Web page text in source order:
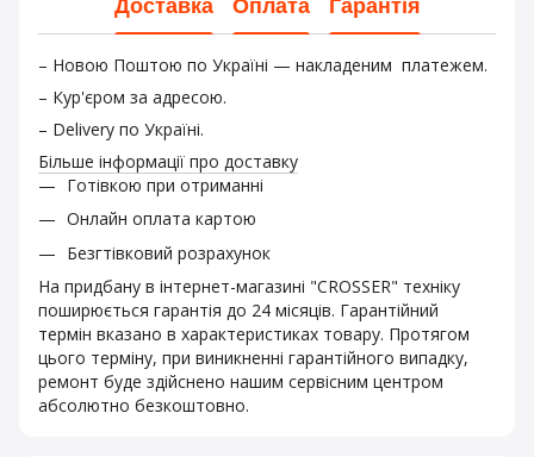
Доставка Оплата Гарантія
– Новою Поштою по Україні — накладеним платежем.
– Кур'єром за адресою.
– Delivery по Україні.
Більше інформації про доставку
Готівкою при отриманні
Онлайн оплата картою
Безгтівковий розрахунок
На придбану в інтернет-магазині "CROSSER" техніку
поширюється гарантія до 24 місяців. Гарантійний
термін вказано в характеристиках товару. Протягом
цього терміну, при виникненні гарантійного випадку,
ремонт буде здійснено нашим сервісним центром
абсолютно безкоштовно.